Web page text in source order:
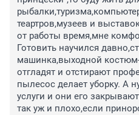
теартров,музеев и
от работы время,мне
Готовить научился
машинка,выходной
отгладят и отстирают
пылесос делает уборку. А
услуги и они его
так уж и плохо,если